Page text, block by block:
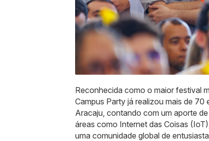
Reconhecida como o maior festival
Campus Party já realizou mais de
Aracaju, contando com um aporte
áreas como Internet das Coisas
uma comunidade global de